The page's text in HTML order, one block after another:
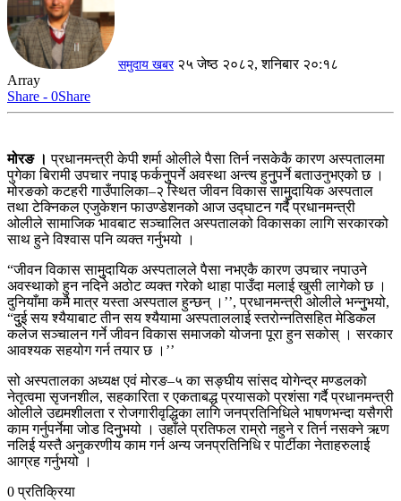
समुदाय खबर २५ जेष्ठ २०८२, शनिबार २०:१८
Array
Share - 0Share
मोरङ । प्रधानमन्त्री केपी शर्मा ओलीले पैसा तिर्न नसकेकै कारण अस्पतालमा
पुगेका बिरामी उपचार नपाइ फर्कनुुपर्ने अवस्था अन्त्य हुनुुपर्ने बताउनुभएको छ ।
मोरङको कटहरी गाउँपालिका–२ स्थित जीवन विकास सामुुदायिक अस्पताल
तथा टेक्निकल एजुकेशन फाउण्डेशनको आज उद्घाटन गर्दै प्रधानमन्त्री
ओलीले सामाजिक भावबाट सञ्चालित अस्पतालको विकासका लागि सरकारको
साथ हुने विश्वास पनि व्यक्त गर्नुभयो ।
“जीवन विकास सामुुदायिक अस्पतालले पैसा नभएकै कारण उपचार नपाउने
अवस्थाको हुन नदिने अठोट व्यक्त गरेको थाहा पाउँदा मलाई खुसी लागेको छ ।
दुनियाँमा कमै मात्र यस्ता अस्पताल हुन्छन् ।’’, प्रधानमन्त्री ओलीले भन्नुुभयो,
“दुुई सय श्यैयाबाट तीन सय श्यैयामा अस्पताललाई स्तरोन्नतिसहित मेडिकल
कलेज सञ्चालन गर्ने जीवन विकास समाजको योजना पूरा हुन सकोस् । सरकार
आवश्यक सहयोग गर्न तयार छ ।’’
सो अस्पतालका अध्यक्ष एवं मोरङ–५ का सङ्घीय सांसद योगेन्द्र मण्डलको
नेतृत्वमा सृजनशील, सहकारिता र एकताबद्ध प्रयासको प्रशंसा गर्दै प्रधानमन्त्री
ओलीले उद्यमशीलता र रोजगारीवृद्धिका लागि जनप्रतिनिधिले भाषणभन्दा यसैगरी
काम गर्नुपर्नेमा जोड दिनुुभयो । उहाँले प्रतिफल राम्रो नहुने र तिर्न नसक्ने ऋण
नलिई यस्तै अनुकरणीय काम गर्न अन्य जनप्रतिनिधि र पार्टीका नेताहरुलाई
आग्रह गर्नुभयो ।
0 प्रतिक्रिया